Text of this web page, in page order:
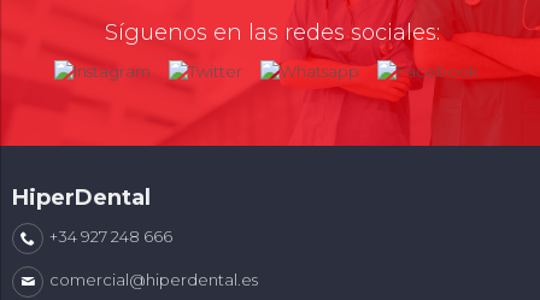
Síguenos en las redes sociales:
HiperDental
+34 927 248 666
comercial@hiperdental.es